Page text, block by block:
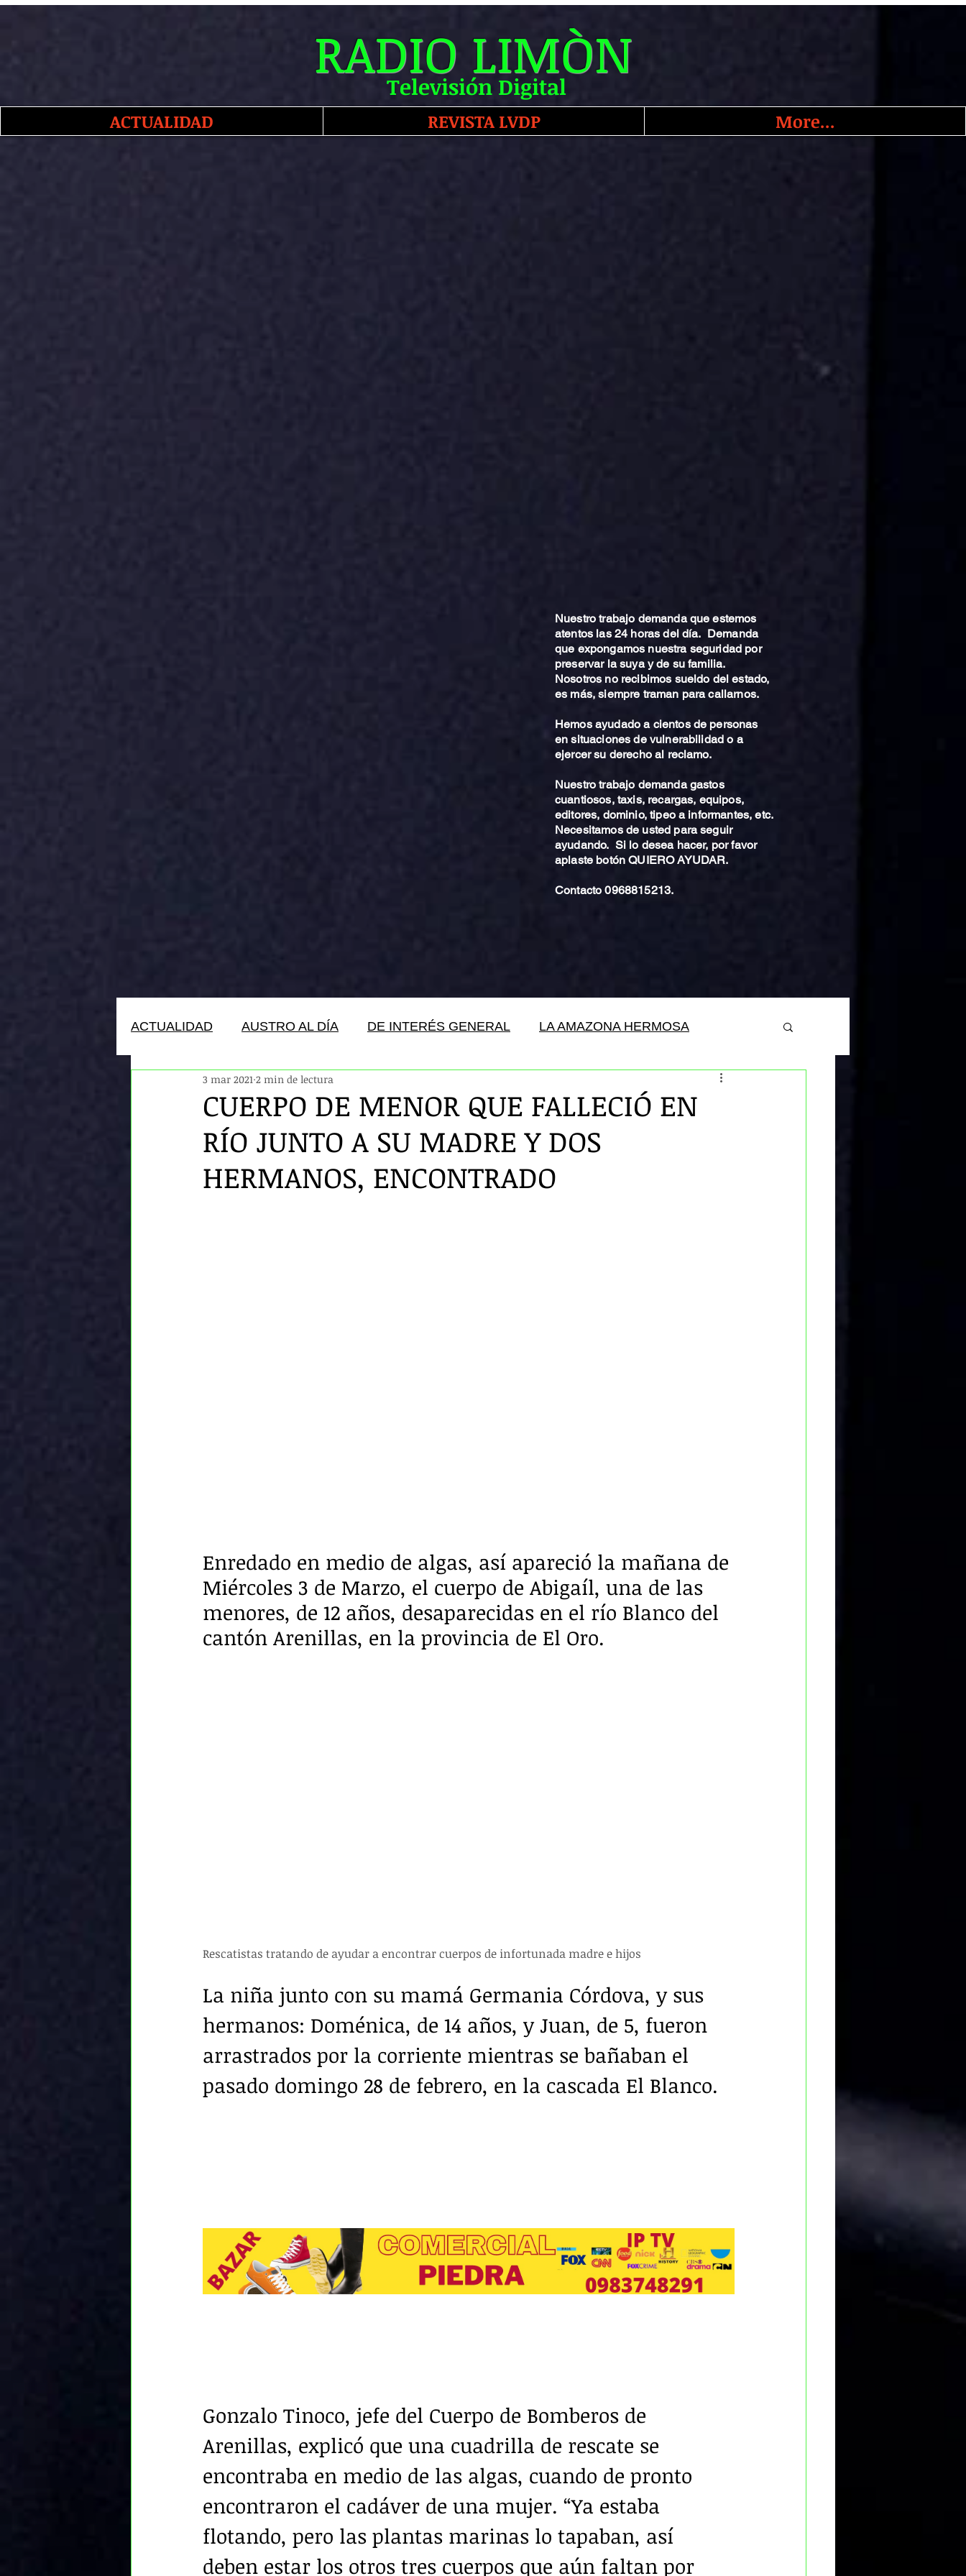
Nuestro trabajo demanda que estemos
atentos las 24 horas del día. Demanda
que expongamos nuestra seguridad por
preservar la suya y de su familia.
Nosotros no recibimos sueldo del estado,
es más, siempre traman para callarnos.
Hemos ayudado a cientos de personas
en situaciones de vulnerabilidad o a
ejercer su derecho al reclamo.
Nuestro trabajo demanda gastos
cuantiosos, taxis, recargas, equipos,
editores, dominio, tipeo a informantes, etc.
Necesitamos de usted para seguir
ayudando. Si lo desea hacer, por favor
aplaste botón QUIERO AYUDAR.
Contacto 0968815213.
ACTUALIDAD AUSTRO AL DÍA DE INTERÉS GENERAL LA AMAZONA HERMOSA
HUMANOS DEL ECUADOR
CUERPO DE MENOR QUE FALLECIÓ EN
RÍO JUNTO A SU MADRE Y DOS
HERMANOS, ENCONTRADO
3 mar 2021 2 min de lectura
Enredado en medio de algas, así apareció la mañana de
Miércoles 3 de Marzo, el cuerpo de Abigaíl, una de las
menores, de 12 años, desaparecidas en el río Blanco del
cantón Arenillas, en la provincia de El Oro.
Rescatistas tratando de ayudar a encontrar cuerpos de infortunada madre e hijos
La niña junto con su mamá Germania Córdova, y sus
hermanos: Doménica, de 14 años, y Juan, de 5, fueron
arrastrados por la corriente mientras se bañaban el
pasado domingo 28 de febrero, en la cascada El Blanco.
Gonzalo Tinoco, jefe del Cuerpo de Bomberos de
Arenillas, explicó que una cuadrilla de rescate se
encontraba en medio de las algas, cuando de pronto
encontraron el cadáver de una mujer. “Ya estaba
flotando, pero las plantas marinas lo tapaban, así
deben estar los otros tres cuerpos que aún faltan por
Televisión Digital
RADIO LIMÒN
ACTUALIDAD REVISTA LVDP More...